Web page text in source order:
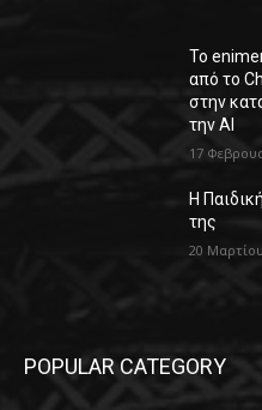
Το
από το
στην
την AI
17
Η
της
20
POPULAR CATEGORY